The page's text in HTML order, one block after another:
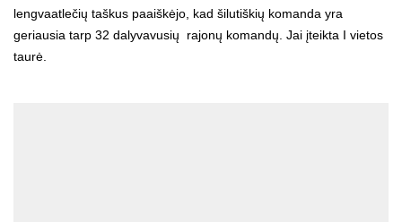
lengvaatlečių taškus paaiškėjo, kad šilutiškių komanda yra
geriausia tarp 32 dalyvavusių rajonų komandų. Jai įteikta I vietos
taurė.